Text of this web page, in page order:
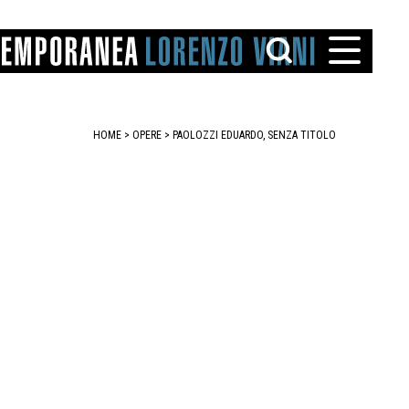
HOME > OPERE > PAOLOZZI EDUARDO, SENZA TITOLO